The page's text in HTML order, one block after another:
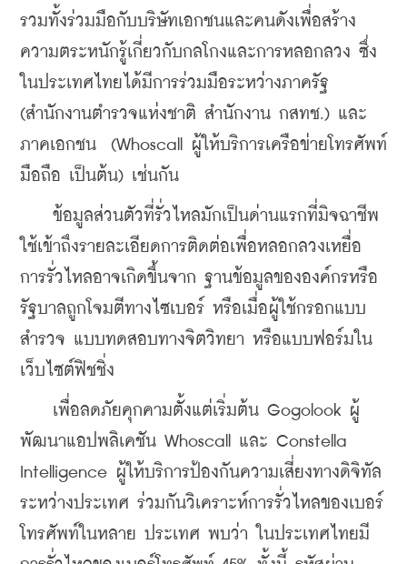
รวมทั้งร่วมมือกับบริษัทเอกชนและคนดังเพื่อสร้าง
ความตระหนักรู้เกี่ยวกับกลโกงและการหลอกลวง ซึ่ง
ในประเทศไทยได้มีการร่วมมือระหว่างภาครัฐ
(สำนักงานตำรวจแห่งชาติ สำนักงาน กสทช.) และ
ภาคเอกชน  (Whoscall ผู้ให้บริการเครือข่ายโทรศัพท์
มือถือ เป็นต้น) เช่นกัน
ข้อมูลส่วนตัวที่รั่วไหลมักเป็นด่านแรกที่มิจฉาชีพ
ใช้เข้าถึงรายละเอียดการติดต่อเพื่อหลอกลวงเหยื่อ
การรั่วไหลอาจเกิดขึ้นจาก ฐานข้อมูลขององค์กรหรือ
รัฐบาลถูกโจมตีทางไซเบอร์ หรือเมื่อผู้ใช้กรอกแบบ
สำรวจ แบบทดสอบทางจิตวิทยา หรือแบบฟอร์มใน
เว็บไซต์ฟิชชิ่ง
เพื่อลดภัยคุกคามตั้งแต่เริ่มต้น Gogolook ผู้
พัฒนาแอปพลิเคชัน Whoscall และ Constella
Intelligence ผู้ให้บริการป้องกันความเสี่ยงทางดิจิทัล
ระหว่างประเทศ ร่วมกันวิเคราะห์การรั่วไหลของเบอร์
โทรศัพท์ในหลาย ประเทศ พบว่า ในประเทศไทยมี